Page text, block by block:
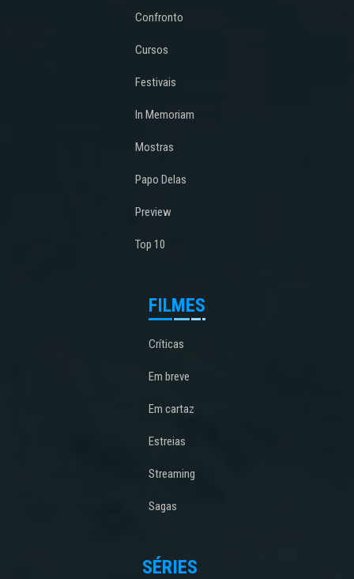
Confronto
Cursos
Festivais
In Memoriam
Mostras
Papo Delas
Preview
Top 10
FILMES
Críticas
Em breve
Em cartaz
Estreias
Streaming
Sagas
SÉRIES